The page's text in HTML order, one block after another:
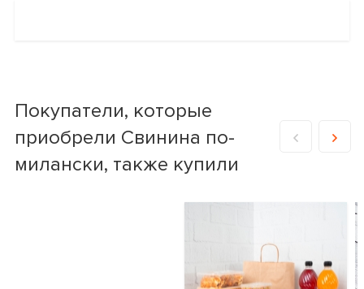
Покупатели, которые
приобрели Свинина по-
милански, также купили